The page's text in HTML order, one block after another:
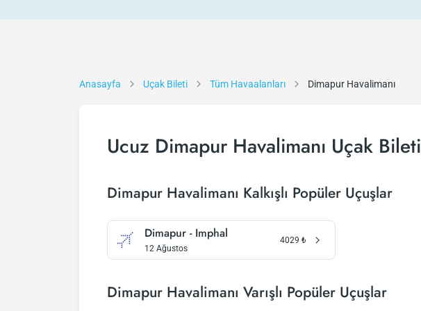
Anasayfa Uçak Bileti Tüm Havaalanları Dimapur Havalimanı
Ucuz Dimapur Havalimanı Uçak Bileti
Dimapur Havalimanı Kalkışlı Popüler Uçuşlar
Dimapur - Imphal
12 Ağustos
4029 ₺
Dimapur Havalimanı Varışlı Popüler Uçuşlar